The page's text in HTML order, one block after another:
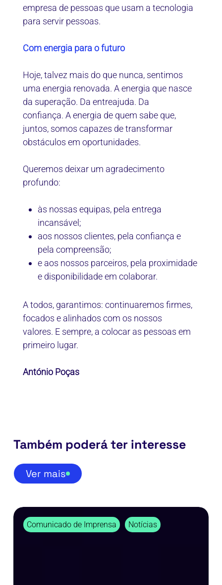
empresa de pessoas que usam a tecnologia
para servir pessoas.
Com energia para o futuro
Hoje, talvez mais do que nunca, sentimos
uma energia renovada. A energia que nasce
da superação. Da entreajuda. Da
confiança. A energia de quem sabe que,
juntos, somos capazes de transformar
obstáculos em oportunidades.
Queremos deixar um agradecimento
profundo:
às nossas equipas, pela entrega
incansável;
aos nossos clientes, pela confiança e
pela compreensão;
e aos nossos parceiros, pela proximidade
e disponibilidade em colaborar.
A todos, garantimos: continuaremos firmes,
focados e alinhados com os nossos
valores. E sempre, a colocar as pessoas em
primeiro lugar.
António Poças
Também poderá ter interesse
Ver mais
A
Resiliência
Comunicado de Imprensa Notícias